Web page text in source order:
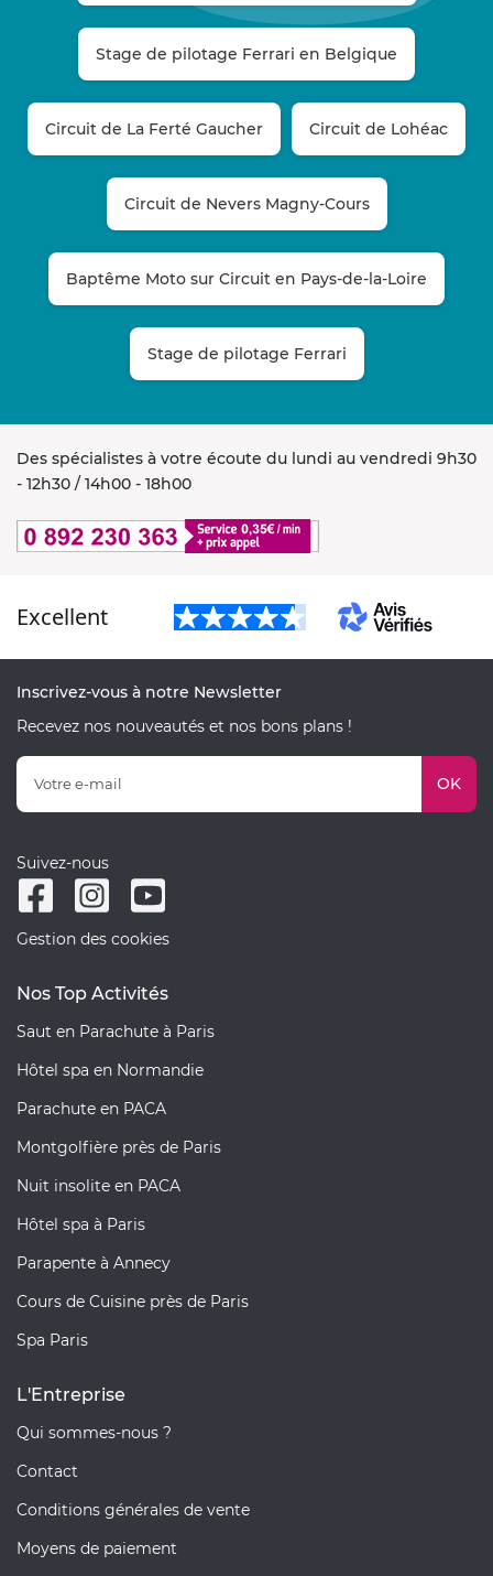
Stage de pilotage Ferrari en Belgique
Circuit de La Ferté Gaucher Circuit de Lohéac
Circuit de Nevers Magny-Cours
Baptême Moto sur Circuit en Pays-de-la-Loire
Stage de pilotage Ferrari
Des spécialistes à votre écoute du lundi au vendredi 9h30
- 12h30 / 14h00 - 18h00
Excellent
Inscrivez-vous à notre Newsletter
Recevez nos nouveautés et nos bons plans !
OK
Suivez-nous
Gestion des cookies
Nos Top Activités
Saut en Parachute à Paris
Hôtel spa en Normandie
Parachute en PACA
Montgolfière près de Paris
Nuit insolite en PACA
Hôtel spa à Paris
Parapente à Annecy
Cours de Cuisine près de Paris
Spa Paris
L'Entreprise
Qui sommes-nous ?
Contact
Conditions générales de vente
Moyens de paiement